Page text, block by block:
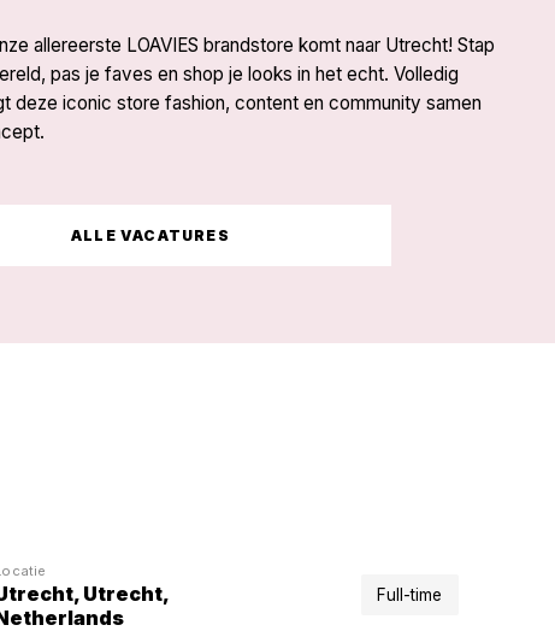
allereerste LOAVIES brandstore komt naar Utrecht! Stap
pas je faves en shop je looks in het echt. Volledig
deze iconic store fashion, content en community samen
ALLE VACATURES
Utrecht,
Full-time